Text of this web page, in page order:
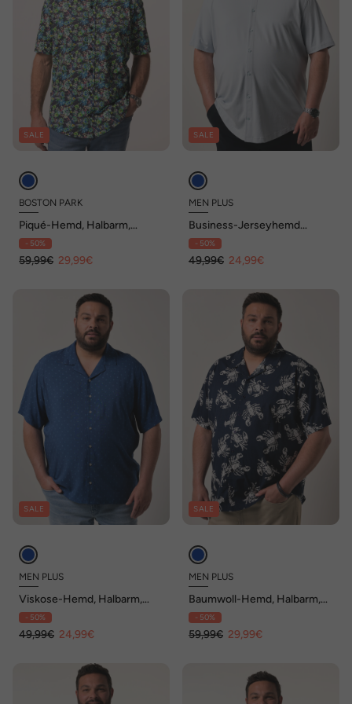
SALE
BOSTON PARK
Piqué-Hemd, Halbarm,
Alloverdruck, Kentkragen,
Comfort Fit, bis 8 XL
- 50%
59,99€ 29,99€
SALE
MEN PLUS
Business-Jerseyhemd
FLEXLASTIC®, Halbarm,
Kentkragen, Modern Fit, bis 8
XL
- 50%
49,99€ 24,99€
SALE
MEN PLUS
Viskose-Hemd, Halbarm,
Alloverprint, Cubakragen,
Cuba Fit, bis 8 XL
- 50%
49,99€ 24,99€
SALE
MEN PLUS
Baumwoll-Hemd, Halbarm,
Alloverprint, Cubakragen,
Cuba Fit, bis 8 XL
- 50%
59,99€ 29,99€